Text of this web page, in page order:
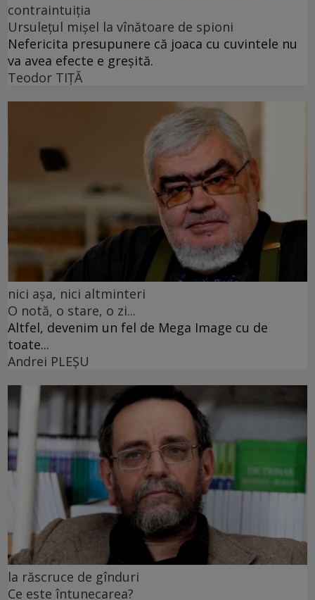
contraintuiția
Ursulețul mișel la vînătoare de spioni
Nefericita presupunere că joaca cu cuvintele nu
va avea efecte e greșită.
Teodor TIŢĂ
nici așa, nici altminteri
O notă, o stare, o zi...
Altfel, devenim un fel de Mega Image cu de
toate...
Andrei PLEŞU
la răscruce de gînduri
Ce este întunecarea?